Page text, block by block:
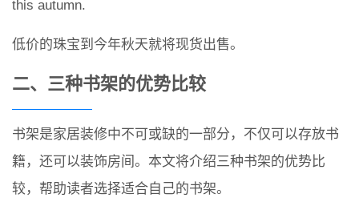
this autumn.
低价的珠宝到今年秋天就将现货出售。
二、三种书架的优势比较
书架是家居装修中不可或缺的一部分，不仅可以存放书
籍，还可以装饰房间。本文将介绍三种书架的优势比
较，帮助读者选择适合自己的书架。